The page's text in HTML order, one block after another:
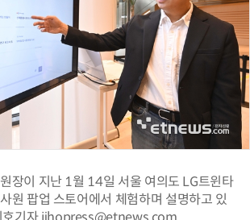
장이 지난 1월 14일 서울 여의도 LG트윈타
원 팝업 스토어에서 체험하며 설명하고 있